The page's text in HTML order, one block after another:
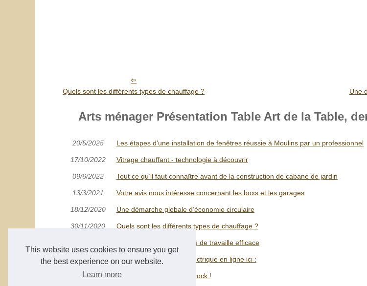
This website uses cookies to ensure you get
the best experience on our website.
Learn more
Quels sont les différents types de chauffage ? Une
Arts ménager Présentation Table Art de la Table,
20/5/2025 Les étapes d'une installation de fenêtres réussie à Moulins par un professionnel
17/10/2022 Vitrage chauffant - technologie à découvrir
09/6/2022 Tout ce qu’il faut connaître avant de la construction de cabane de jardin
13/3/2021 Votre avis nous intéresse concernant les boxs et les garages
18/12/2020 Une démarche globale d’économie circulaire
30/11/2020 Quels sont les différents types de chauffage ?
À la recherche d'une table de travaille efficace
12/3/2020 Trouvez votre gerbeur électrique en ligne ici :
12/3/2020 Bienvenue à la maison Grock !